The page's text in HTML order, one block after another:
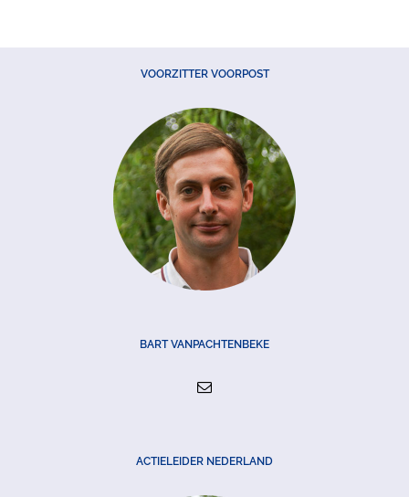
VOORZITTER VOORPOST
BART VANPACHTENBEKE
ACTIELEIDER NEDERLAND